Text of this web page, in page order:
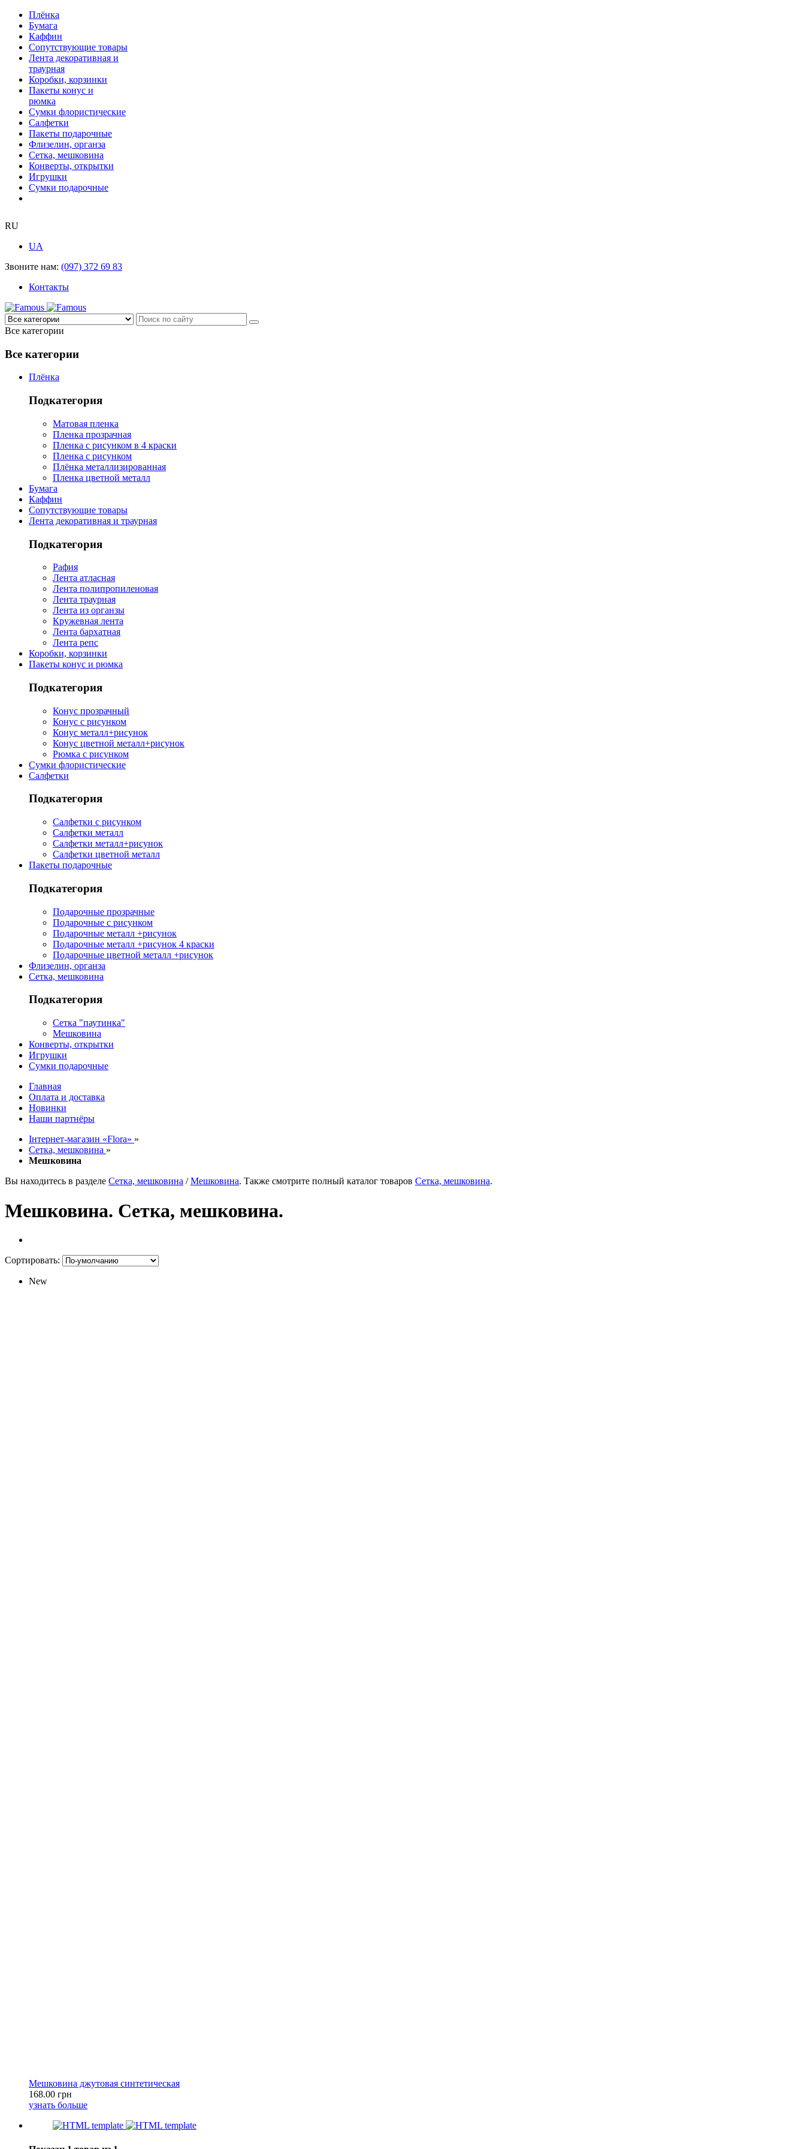
Плёнка
Бумага
Каффин
Сопутствующие товары
Лента декоративная и
траурная
Коробки, корзинки
Пакеты конус и
рюмка
Сумки флористические
Салфетки
Пакеты подарочные
Флизелин, органза
Сетка, мешковина
Конверты, открытки
Игрушки
Сумки подарочные
RU
UA
Звоните нам: (097) 372 69 83
Контакты
Все категории
Все категории
Плёнка
Подкатегория
Матовая пленка
Пленка прозрачная
Пленка с рисунком в 4 краски
Пленка с рисунком
Плёнка металлизированная
Пленка цветной металл
Бумага
Каффин
Сопутствующие товары
Лента декоративная и траурная
Подкатегория
Рафия
Лента атласная
Лента полипропиленовая
Лента траурная
Лента из органзы
Кружевная лента
Лента бархатная
Лента репс
Коробки, корзинки
Пакеты конус и рюмка
Подкатегория
Конус прозрачный
Конус с рисунком
Конус металл+рисунок
Конус цветной металл+рисунок
Рюмка с рисунком
Сумки флористические
Салфетки
Подкатегория
Салфетки с рисунком
Салфетки металл
Салфетки металл+рисунок
Салфетки цветной металл
Пакеты подарочные
Подкатегория
Подарочные прозрачные
Подарочные с рисунком
Подарочные металл +рисунок
Подарочные металл +рисунок 4 краски
Подарочные цветной металл +рисунок
Флизелин, органза
Сетка, мешковина
Подкатегория
Сетка "паутинка"
Мешковина
Конверты, открытки
Игрушки
Сумки подарочные
Главная
Оплата и доставка
Новинки
Наши партнёры
Інтернет-магазин «Flora» »
Сетка, мешковина »
Мешковина
Вы находитесь в разделе Сетка, мешковина /Мешковина. Также смотрите полный каталог товаров Сетка, мешковина.
Мешковина. Сетка, мешковина.
Сортировать:
New
Мешковина джутовая синтетическая
168.00 грн
узнать больше